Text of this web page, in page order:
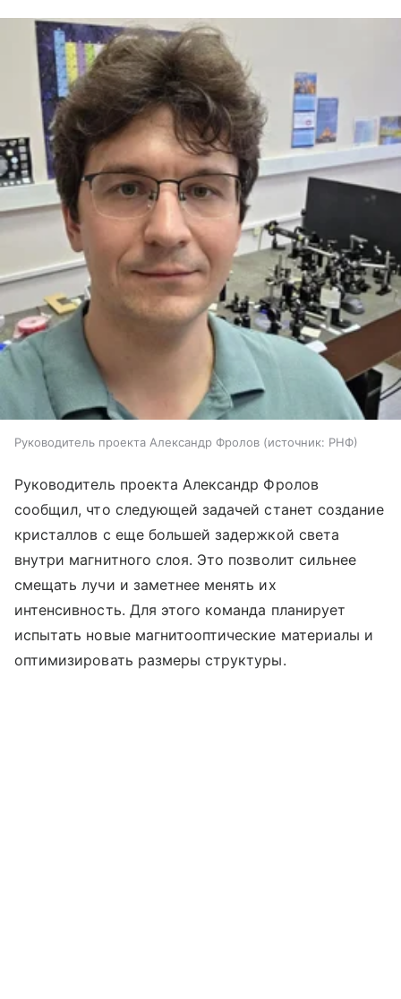
Руководитель проекта Александр Фролов источник: РНФ
Руководитель проекта Александр Фролов
сообщил, что следующей задачей станет создание
кристаллов с еще большей задержкой света
внутри магнитного слоя. Это позволит сильнее
смещать лучи и заметнее менять их
интенсивность. Для этого команда планирует
испытать новые магнитооптические материалы и
оптимизировать размеры структуры.